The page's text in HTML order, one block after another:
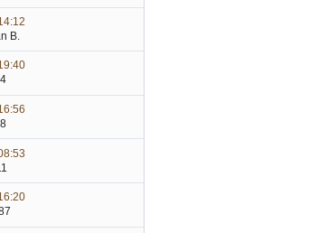
B.